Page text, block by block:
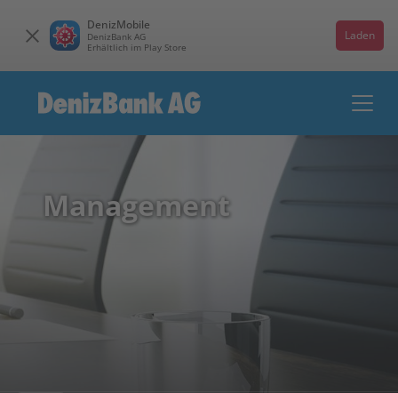
DenizMobile
DenizBank AG
Erhältlich im Play Store
Laden
Management